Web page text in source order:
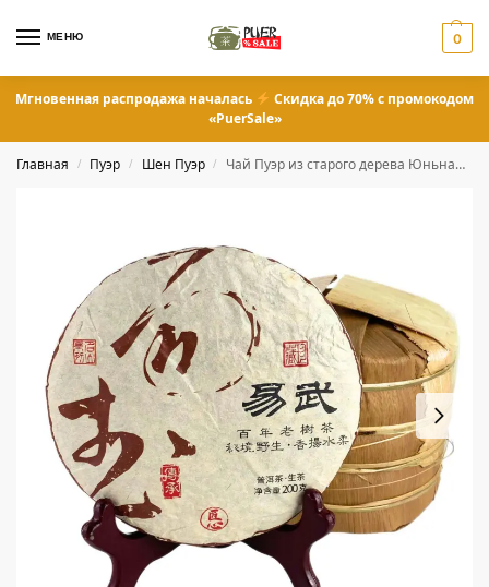
МЕНЮ 0
Мгновенная распродажа началась
Скидка до 70% с промокодом
«PuerSale»
Главная / Пуэр / Шен Пуэр / Чай Пуэр из старого дерева Юньнань Иу 200 грамм